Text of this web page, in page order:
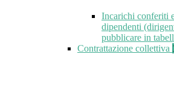
Incarichi conferiti
dipendenti
pubblicare in
Contrattazione collettiva